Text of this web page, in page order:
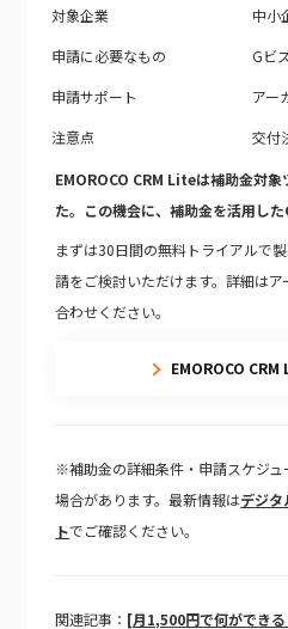
対象企業
中小
申請に必要なもの
Gビ
申請サポート
アー
注意点
交付
EMOROCO CRM Liteは補助金対
た。この機会に、補助金を活用した
まずは30日間の無料トライアルで
請をご検討いただけます。詳細は
合わせください。
EMOROCO
※補助金の詳細条件・申請スケジュ
場合があります。最新情報はデジ
トでご確認ください。
関連記事： [月1,500円で何ができ